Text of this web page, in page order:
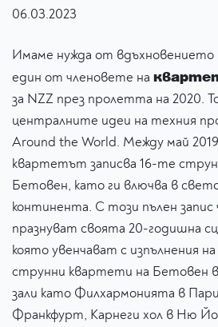
06.03.2023
Имаме нужда от вдъхновението
един от членовете на
за NZZ през пролетта на 2020.
централните идеи на техния
Around the World. Между май
квартетът записва 16-те
Бетовен, като ги влючва в
континента. С този пълен
празнуват своята 20-годишна
която увенчават с изпълнения
струнни квартети на Бетовен в
зали като Филхармонията в
Франкфурт, Карнеги хол в Ню